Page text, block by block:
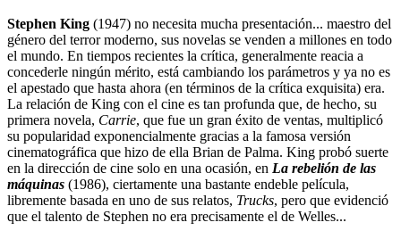
Stephen King (1947) no necesita mucha presentación... maestro del
género del terror moderno, sus novelas se venden a millones en todo
el mundo. En tiempos recientes la crítica, generalmente reacia a
concederle ningún mérito, está cambiando los parámetros y ya no es
el apestado que hasta ahora (en términos de la crítica exquisita) era.
La relación de King con el cine es tan profunda que, de hecho, su
primera novela, Carrie, que fue un gran éxito de ventas, multiplicó
su popularidad exponencialmente gracias a la famosa versión
cinematográfica que hizo de ella Brian de Palma. King probó suerte
en la dirección de cine solo en una ocasión, en La rebelión de las
máquinas (1986), ciertamente una bastante endeble película,
libremente basada en uno de sus relatos, Trucks, pero que evidenció
que el talento de Stephen no era precisamente el de Welles...